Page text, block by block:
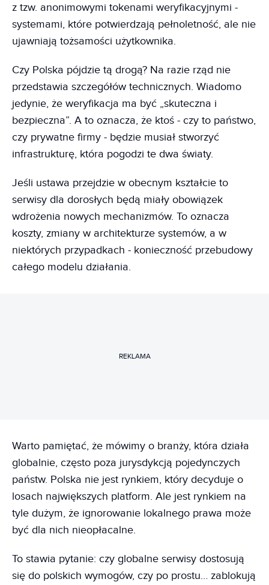
z tzw. anonimowymi tokenami weryfikacyjnymi -
systemami, które potwierdzają pełnoletność, ale nie
ujawniają tożsamości użytkownika.
Czy Polska pójdzie tą drogą? Na razie rząd nie
przedstawia szczegółów technicznych. Wiadomo
jedynie, że weryfikacja ma być „skuteczna i
bezpieczna”. A to oznacza, że ktoś - czy to państwo,
czy prywatne firmy - będzie musiał stworzyć
infrastrukturę, która pogodzi te dwa światy.
Jeśli ustawa przejdzie w obecnym kształcie to
serwisy dla dorosłych będą miały obowiązek
wdrożenia nowych mechanizmów. To oznacza
koszty, zmiany w architekturze systemów, a w
niektórych przypadkach - konieczność przebudowy
całego modelu działania.
REKLAMA
Warto pamiętać, że mówimy o branży, która działa
globalnie, często poza jurysdykcją pojedynczych
państw. Polska nie jest rynkiem, który decyduje o
losach największych platform. Ale jest rynkiem na
tyle dużym, że ignorowanie lokalnego prawa może
być dla nich nieopłacalne.
To stawia pytanie: czy globalne serwisy dostosują
się do polskich wymogów, czy po prostu… zablokują